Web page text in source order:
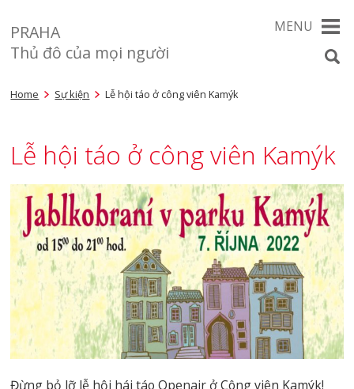
PRAHA
Thủ đô của mọi người
MENU
Home Sự kiện Lễ hội táo ở công viên Kamýk
Lễ hội táo ở công viên Kamýk
Đừng bỏ lỡ lễ hội hái táo Openair ở Công viên Kamýk!